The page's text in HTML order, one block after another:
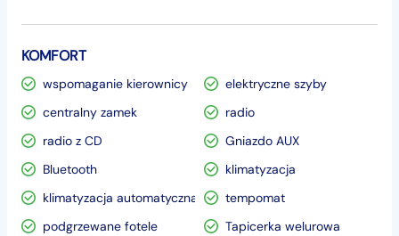
KOMFORT
wspomaganie kierownicy
elektryczne szyby
centralny zamek
radio
radio z CD
Gniazdo AUX
Bluetooth
klimatyzacja
klimatyzacja automatyczna
tempomat
podgrzewane fotele
Tapicerka welurowa